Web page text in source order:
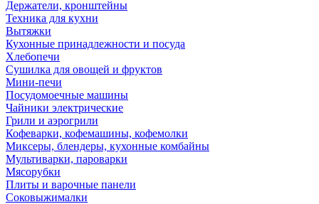
Держатели, кронштейны
Техника для кухни
Вытяжки
Кухонные принадлежности и посуда
Хлебопечи
Сушилка для овощей и фруктов
Мини-печи
Посудомоечные машины
Чайники электрические
Грили и аэрогрили
Кофеварки, кофемашины, кофемолки
Миксеры, блендеры, кухонные комбайны
Мультиварки, пароварки
Мясорубки
Плиты и варочные панели
Соковыжималки